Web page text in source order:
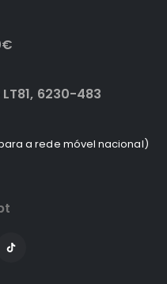
6230-483
a rede móvel nacional)